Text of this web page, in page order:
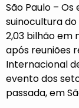
São Paulo –
suinocultura
2,03 bilhão em
após reuniões
Internacional
evento dos
passada, em